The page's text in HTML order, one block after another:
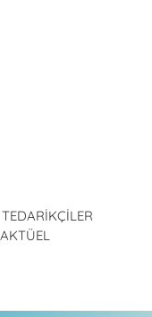
TEDARİKÇİLER
AKTÜEL